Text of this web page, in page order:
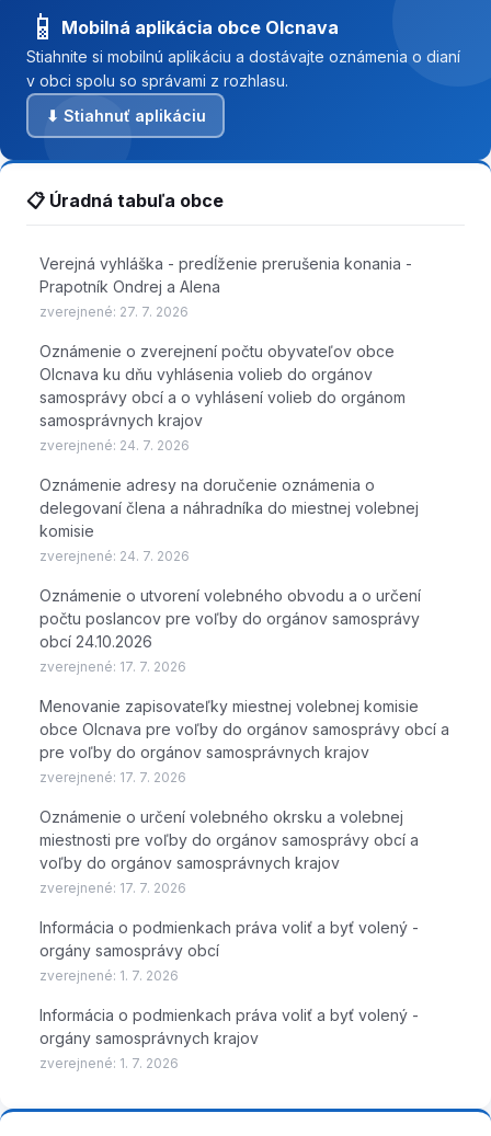
📱 Mobilná aplikácia obce Olcnava
Stiahnite si mobilnú aplikáciu a dostávajte oznámenia o dianí
v obci spolu so správami z rozhlasu.
⬇ Stiahnuť aplikáciu
📋 Úradná tabuľa obce
Verejná vyhláška - predĺženie prerušenia konania -
Prapotník Ondrej a Alena
zverejnené: 27. 7. 2026
Oznámenie o zverejnení počtu obyvateľov obce
Olcnava ku dňu vyhlásenia volieb do orgánov
samosprávy obcí a o vyhlásení volieb do orgánom
samosprávnych krajov
zverejnené: 24. 7. 2026
Oznámenie adresy na doručenie oznámenia o
delegovaní člena a náhradníka do miestnej volebnej
komisie
zverejnené: 24. 7. 2026
Oznámenie o utvorení volebného obvodu a o určení
počtu poslancov pre voľby do orgánov samosprávy
obcí 24.10.2026
zverejnené: 17. 7. 2026
Menovanie zapisovateľky miestnej volebnej komisie
obce Olcnava pre voľby do orgánov samosprávy obcí a
pre voľby do orgánov samosprávnych krajov
zverejnené: 17. 7. 2026
Oznámenie o určení volebného okrsku a volebnej
miestnosti pre voľby do orgánov samosprávy obcí a
voľby do orgánov samosprávnych krajov
zverejnené: 17. 7. 2026
Informácia o podmienkach práva voliť a byť volený -
orgány samosprávy obcí
zverejnené: 1. 7. 2026
Informácia o podmienkach práva voliť a byť volený -
orgány samosprávnych krajov
zverejnené: 1. 7. 2026